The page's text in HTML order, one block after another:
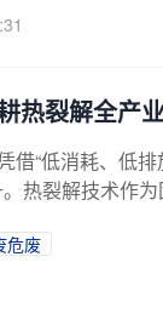
热裂解全产
借“低消耗、低
热裂解技术作
危废